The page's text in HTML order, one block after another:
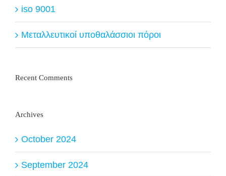
iso 9001
Μεταλλευτικοί υποθαλάσσιοι πόροι
Recent Comments
Archives
October 2024
September 2024